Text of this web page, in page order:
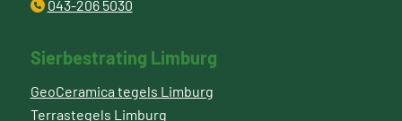
043-206 5030
Sierbestrating Limburg
GeoCeramica tegels Limburg
Terrastegels Limburg